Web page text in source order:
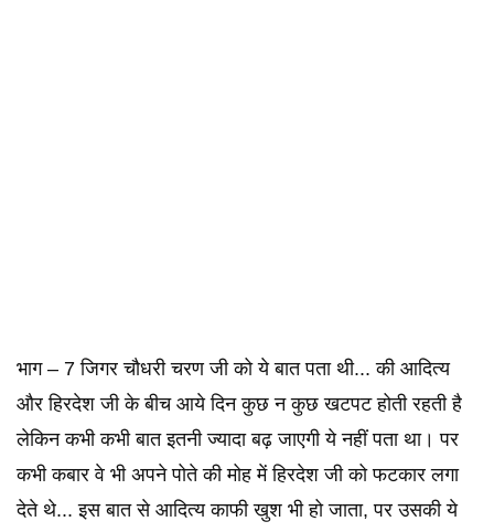
भाग – 7 जिगर चौधरी चरण जी को ये बात पता थी... की आदित्य
और हिरदेश जी के बीच आये दिन कुछ न कुछ खटपट होती रहती है
लेकिन कभी कभी बात इतनी ज्यादा बढ़ जाएगी ये नहीं पता था। पर
कभी कबार वे भी अपने पोते की मोह में हिरदेश जी को फटकार लगा
देते थे... इस बात से आदित्य काफी खुश भी हो जाता, पर उसकी ये